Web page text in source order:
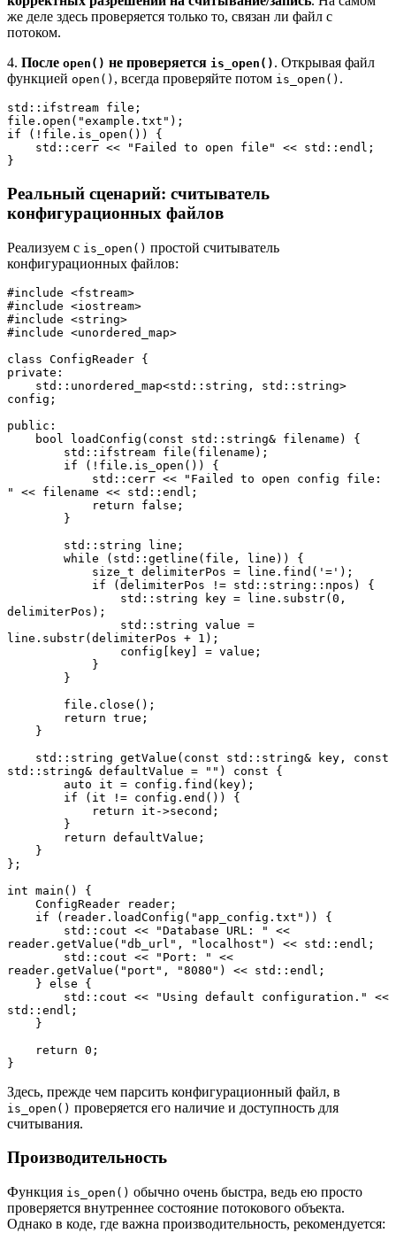
же деле здесь проверяется только то, связан ли файл с
потоком.
4. После open() не проверяется is_open() . Открывая файл
функцией open() , всегда проверяйте потом is_open() .
std::ifstream file;
file.open("example.txt");
if (!file.is_open()) {
    std::cerr << "Failed to open file" << std::endl;
}
Реальный сценарий: считыватель
конфигурационных файлов
Реализуем с is_open() простой считыватель
конфигурационных файлов:
#include <fstream>
#include <iostream>
#include <string>
#include <unordered_map>
class ConfigReader {
private:
config;
public:
    bool loadConfig(const std::string& filename) {
        std::ifstream file(filename);
        if (!file.is_open()) {
" << filename << std::endl;
            return false;
        }
        std::string line;
        while (std::getline(file, line)) {
            size_t delimiterPos = line.find('=');
            if (delimiterPos != std::string::npos) {
delimiterPos);
line.substr(delimiterPos + 1);
                config[key] = value;
            }
        }
        file.close();
        return true;
    }
std::string& defaultValue = "") const {
        auto it = config.find(key);
        if (it != config.end()) {
            return it->second;
        }
        return defaultValue;
    }
};
int main() {
    ConfigReader reader;
    if (reader.loadConfig("app_config.txt")) {
reader.getValue("db_url", "localhost") << std::endl;
reader.getValue("port", "8080") << std::endl;
    } else {
std::endl;
    }
    return 0;
}
Здесь, прежде чем парсить конфигурационный файл, в
is_open() проверяется его наличие и доступность для
считывания.
Производительность
Функция is_open() обычно очень быстра, ведь ею просто
проверяется внутреннее состояние потокового объекта.
Однако в коде, где важна производительность, рекомендуется: